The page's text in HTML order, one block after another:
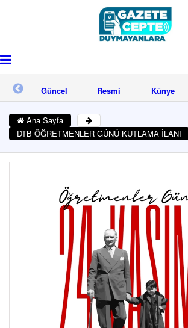
Güncel
Resmi
Reklam
Künye
Ana Sayfa
DTB ÖĞRETMENLER GÜNÜ KUTLAMA İLANI